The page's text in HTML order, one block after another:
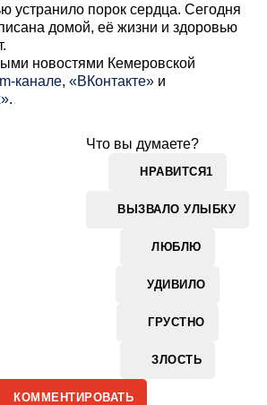
устранило порок сердца. Сегодня
домой, её жизни и здоровью
новостями Кемеровской
канале, «ВКонтакте» и
.
Что вы думаете?
НРАВИТСЯ1
ВЫЗВАЛО УЛЫБКУ
ЛЮБЛЮ
УДИВИЛО
ГРУСТНО
ЗЛОСТЬ
КОММЕНТИРОВАТЬ